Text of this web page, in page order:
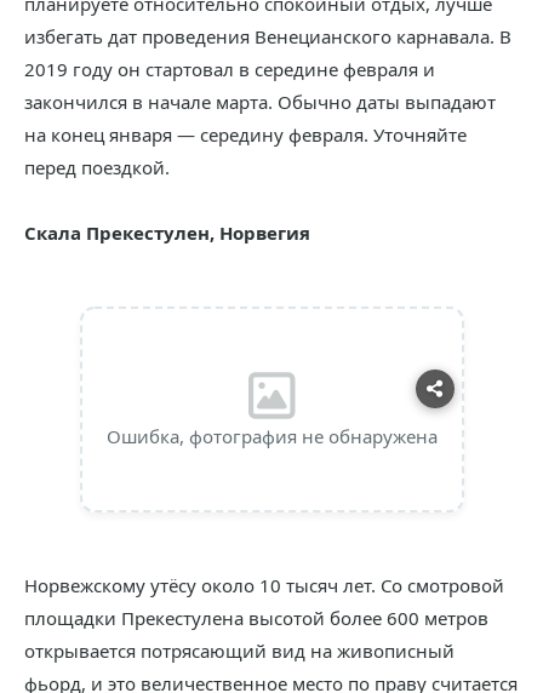
избегать дат проведения Венецианского карнавала. В
2019 году он стартовал в середине февраля и
закончился в начале марта. Обычно даты выпадают
на конец января — середину февраля. Уточняйте
перед поездкой.
Скала Прекестулен, Норвегия
Ошибка, фотография не обнаружена
Норвежскому утёсу около 10 тысяч лет. Со смотровой
площадки Прекестулена высотой более 600 метров
открывается потрясающий вид на живописный
фьорд, и это величественное место по праву считается